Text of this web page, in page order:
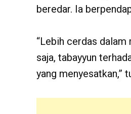
beredar. Ia
“Lebih cerdas
saja, tabayyun
yang menyesatkan,”